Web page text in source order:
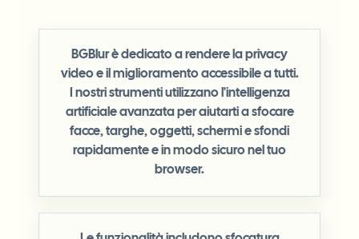
BGBlur è dedicato a rendere la privacy
video e il miglioramento accessibile a tutti.
I nostri strumenti utilizzano l'intelligenza
artificiale avanzata per aiutarti a sfocare
facce, targhe, oggetti, schermi e sfondi
rapidamente e in modo sicuro nel tuo
browser.